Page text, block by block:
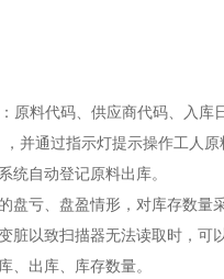
料代码、供应商代码、入库
并通过指示灯提示操作工人
自动登记原料出库。
亏、盘盈情形，对库存数量
以致扫描器无法读取时，可以
出库、库存数量。